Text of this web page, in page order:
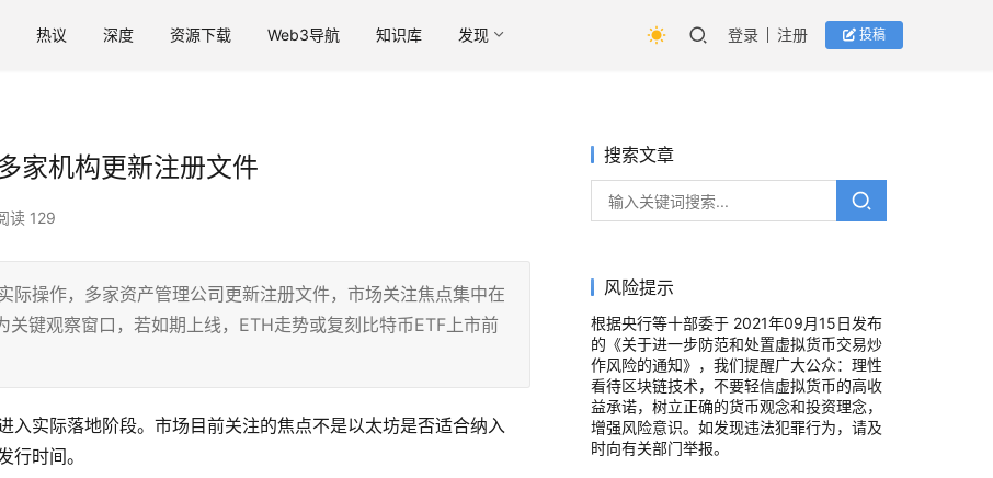
热议 深度 资源下载 Web3导航 知识库 发现 登录 注册 投稿
家机构更新注册文件
读 129
际操作，多家资产管理公司更新注册文件，市场关注焦点集中在
键观察窗口，若如期上线，ETH走势或复刻比特币ETF上市前
入实际落地阶段。市场目前关注的焦点不是以太坊是否适合纳入
行时间。
搜索文章
风险提示
根据央行等十部委于 2021年09月15日发布
的《关于进一步防范和处置虚拟货币交易炒
作风险的通知》，我们提醒广大公众：理性
看待区块链技术，不要轻信虚拟货币的高收
益承诺，树立正确的货币观念和投资理念，
增强风险意识。如发现违法犯罪行为，请及
时向有关部门举报。